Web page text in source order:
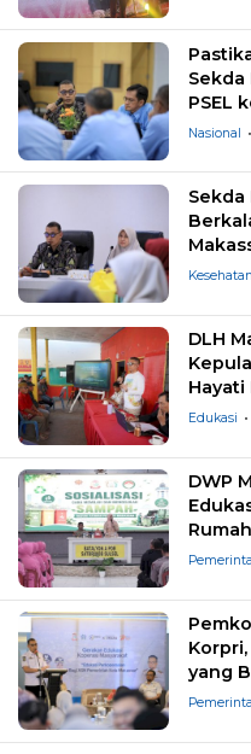
Sekda
PSEL
Nasional
Sekda
Kesehatan
DLH
Hayati
Edukasi
DWP
Rumah
yang